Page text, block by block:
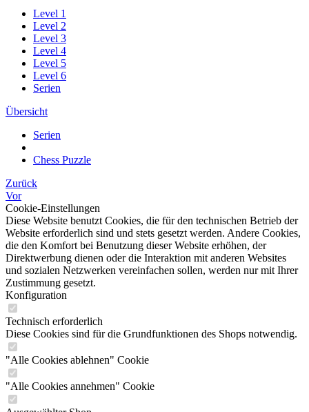
Level 1
Level 2
Level 3
Level 4
Level 5
Level 6
Serien
Übersicht
Serien
Chess Puzzle
Zurück
Vor
Cookie-Einstellungen
Diese Website benutzt Cookies, die für den technischen Betrieb der
Website erforderlich sind und stets gesetzt werden. Andere Cookies,
die den Komfort bei Benutzung dieser Website erhöhen, der
Direktwerbung dienen oder die Interaktion mit anderen Websites
und sozialen Netzwerken vereinfachen sollen, werden nur mit Ihrer
Zustimmung gesetzt.
Konfiguration
Technisch erforderlich
Diese Cookies sind für die Grundfunktionen des Shops notwendig.
"Alle Cookies ablehnen" Cookie
"Alle Cookies annehmen" Cookie